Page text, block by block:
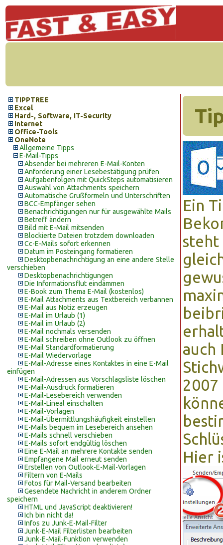
TIPPTREE
Excel
Hard-, Software, IT-Security
Internet
Office-Tools
OneNote
Allgemeine Tipps
E-Mail-Tipps
Absender bei mehreren E-Mail-Konten
Anforderung einer Lesebestätigung prüfen
Aufgabenfolgen mit QuickSteps automatisieren
Auswahl von Attachments speichern
Automatische Grußformeln und Unterschriften
BCC-Empfänger sehen
Benachrichtigungen nur für ausgewählte Mails
Betreff ändern
Bild mit E-Mail mitsenden
Blockierte Dateien trotzdem downloaden
Cc-E-Mails sofort erkennen
Datum im Posteingang formatieren
Desktopbenachrichtigung an eine andere Stelle
verschieben
Desktopbenachrichtigungen
Die Informationsflut eindämmen
E-Book zum Thema E-Mail (kostenlos)
E-Mail Attachments aus Textbereich verbannen
E-Mail aus Notiz erzeugen
E-Mail im Urlaub (1)
E-Mail im Urlaub (2)
E-Mail nochmals versenden
E-Mail schreiben ohne Outlook zu öffnen
E-Mail Standardformatierung
E-Mail Wiedervorlage
E-Mail-Adresse eines Kontaktes in eine E-Mail
einfügen
E-Mail-Adressen aus Vorschlagsliste löschen
E-Mail-Ausdruck formatieren
E-Mail-Lesebereich verwenden
E-Mail-Lineal einschalten
E-Mail-Vorlagen
E-Mail-Übermittlungshäufigkeit einstellen
E-Mails bequem im Lesebereich ansehen
E-Mails schnell verschieben
E-Mails sofort endgültig löschen
Eine E-Mail an mehrere Kontakte senden
Empfangene Mail erneut senden
Erstellen von Outlook-E-Mail-Vorlagen
Filtern von E-Mails
Fotos für Mail-Versand bearbeiten
Gesendete Nachricht in anderem Ordner
speichern
HTML und JavaScript deaktivieren!
Ich bin nicht da!
Infos zu Junk-E-Mail-Filter
Junk-E-Mail Filterlisten bearbeiten
Junk-E-Mail-Funktion verwenden
Ein
steht
auch
Hier